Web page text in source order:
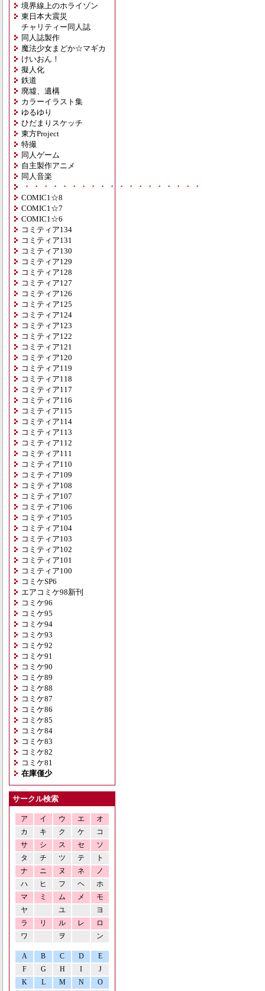
境界線上のホライゾン
東日本大震災
チャリティー同人誌
同人誌製作
魔法少女まどか☆マギカ
けいおん！
擬人化
鉄道
廃墟、遺構
カラーイラスト集
ゆるゆり
ひだまりスケッチ
東方Project
特撮
同人ゲーム
自主製作アニメ
同人音楽
・・・・・・・・・・・・・・・・・・・
COMIC1☆8
COMIC1☆7
COMIC1☆6
コミティア134
コミティア131
コミティア130
コミティア129
コミティア128
コミティア127
コミティア126
コミティア125
コミティア124
コミティア123
コミティア122
コミティア121
コミティア120
コミティア119
コミティア118
コミティア117
コミティア116
コミティア115
コミティア114
コミティア113
コミティア112
コミティア111
コミティア110
コミティア109
コミティア108
コミティア107
コミティア106
コミティア105
コミティア104
コミティア103
コミティア102
コミティア101
コミティア100
コミケSP6
エアコミケ98新刊
コミケ96
コミケ95
コミケ94
コミケ93
コミケ92
コミケ91
コミケ90
コミケ89
コミケ88
コミケ87
コミケ86
コミケ85
コミケ84
コミケ83
コミケ82
コミケ81
在庫僅少
サークル検索
ア イ ウ エ
オ
カ
キ ク ケ
コ
サ
シ ス セ
ソ
タ
チ ツ テ
ト
ナ
ニ ヌ ネ
ノ
ハ
ヒ フ ヘ
ホ
マ
ミ ム メ
モ
ヤ
ユ
ヨ
ラ
リ ル レ
ロ
ワ
ヲ ン
A B C D
E
F
G H I
J
K
L M N O